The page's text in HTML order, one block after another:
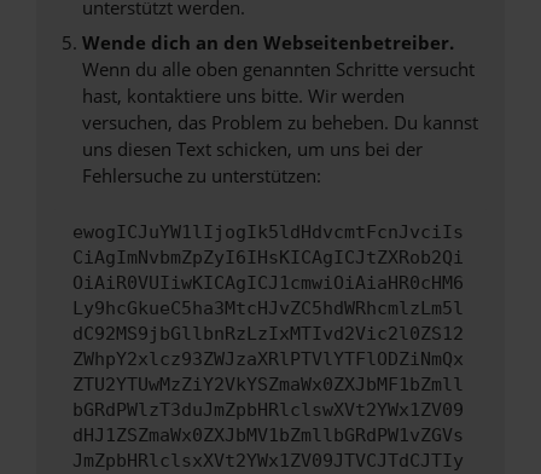
unterstützt werden.
Wende dich an den Webseitenbetreiber.
Wenn du alle oben genannten Schritte versucht
hast, kontaktiere uns bitte. Wir werden
versuchen, das Problem zu beheben. Du kannst
uns diesen Text schicken, um uns bei der
Fehlersuche zu unterstützen:
ewogICJuYW1lIjogIk5ldHdvcmtFcnJvciIs
CiAgImNvbmZpZyI6IHsKICAgICJtZXRob2Qi
OiAiR0VUIiwKICAgICJ1cmwiOiAiaHR0cHM6
Ly9hcGkueC5ha3MtcHJvZC5hdWRhcmlzLm5l
dC92MS9jbGllbnRzLzIxMTIvd2Vic2l0ZS12
ZWhpY2xlcz93ZWJzaXRlPTVlYTFlODZiNmQx
ZTU2YTUwMzZiY2VkYSZmaWx0ZXJbMF1bZmll
bGRdPWlzT3duJmZpbHRlclswXVt2YWx1ZV09
dHJ1ZSZmaWx0ZXJbMV1bZmllbGRdPW1vZGVs
JmZpbHRlclsxXVt2YWx1ZV09JTVCJTdCJTIy